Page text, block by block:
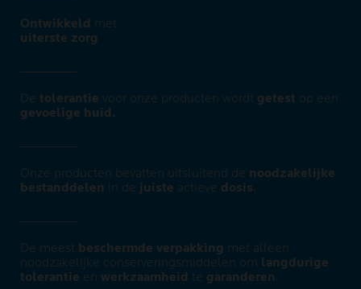
Ontwikkeld met
uiterste zorg​
De tolerantie voor onze producten wordt getest op een
gevoelige huid.
Onze producten bevatten uitsluitend de noodzakelijke
bestanddelen
in de juiste actieve dosis
De meest beschermde verpakking met alleen
noodzakelijke conserveringsmiddelen om langdurige
tolerantie en werkzaamheid te garanderen